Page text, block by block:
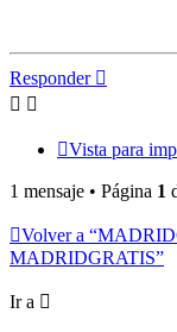
Responder
Vista para
1 mensaje • Página 1
Volver a
MADRIDGRATIS”
Ir a